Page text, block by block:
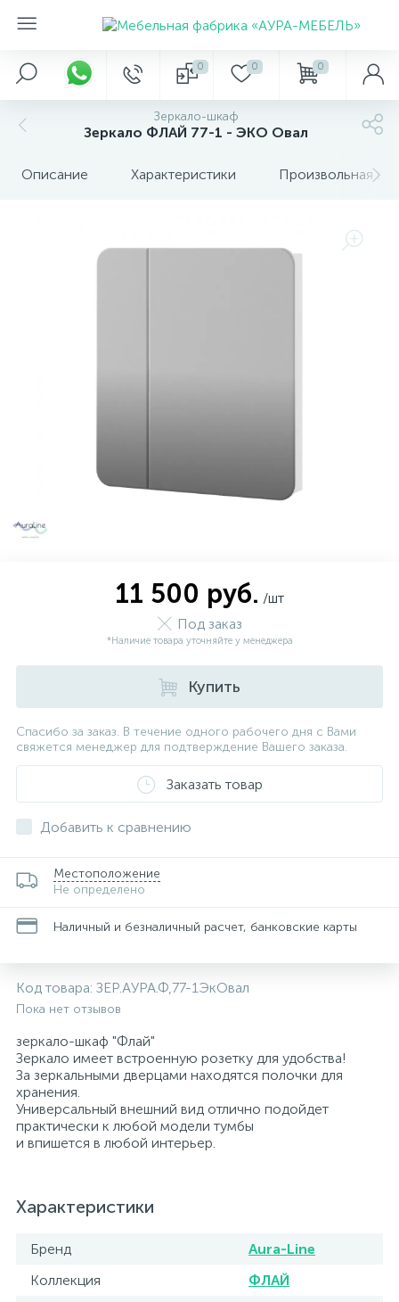
0 0 0
Зеркало-шкаф
Зеркало ФЛАЙ 77-1 - ЭКО Овал
Описание Характеристики Произвольная
11 500 руб. /шт
Под заказ
*Наличие товара уточняйте у менеджера
Купить
Спасибо за заказ. В течение одного рабочего дня с Вами
свяжется менеджер для подтверждение Вашего заказа.
Заказать товар
Добавить к сравнению
Местоположение
Не определено
Наличный и безналичный расчет, банковские карты
Код товара: ЗЕР.АУРА.Ф,77-1ЭкОвал
Пока нет отзывов
зеркало-шкаф "Флай"
Зеркало имеет встроенную розетку для удобства!
За зеркальными дверцами находятся полочки для
хранения.
Универсальный внешний вид отлично подойдет
практически к любой модели тумбы
и впишется в любой интерьер.
Характеристики
Бренд
Aura-Line
Коллекция
ФЛАЙ